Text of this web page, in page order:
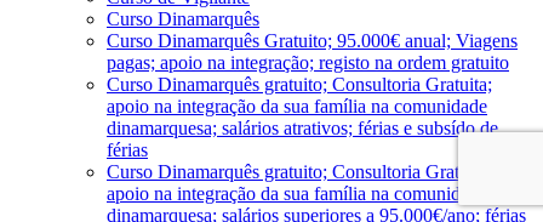
Curso Dinamarquês
Curso Dinamarquês Gratuito; 95.000€ anual; Viagens
pagas; apoio na integração; registo na ordem gratuito
Curso Dinamarquês gratuito; Consultoria Gratuita;
apoio na integração da sua família na comunidade
dinamarquesa; salários atrativos; férias e subsído de
férias
Curso Dinamarquês gratuito; Consultoria Gratuita;
apoio na integração da sua família na comunidade
dinamarquesa; salários superiores a 95.000€/ano; férias